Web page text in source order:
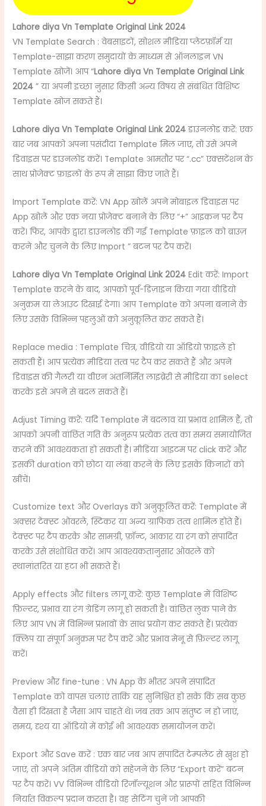
Lahore diya Vn Template Original Link 2024
VN Template Search : वेबसाइटों, सोशल मीडिया प्लेटफ़ॉर्म या
Template-साझा करण समुदायों के माध्यम से ऑनलाइन VN
Template खोजें। आप “Lahore diya Vn Template Original Link
2024 ” या अपनी इच्छा नुसार किसी अन्य विषय से संबंधित विशिष्ट
Template खोज सकते हैं।
Lahore diya Vn Template Original Link 2024डाउनलोड करें: एक
बार जब आपको अपना पसंदीदा Template मिल जाए, तो उसे अपने
डिवाइस पर डाउनलोड करें। Template आमतौर पर “.cc” एक्सटेंशन के
साथ प्रोजेक्ट फ़ाइलों के रूप में साझा किए जाते हैं।
Import Template करें: VN App खोलें अपने मोबाइल डिवाइस पर
App खोलें और एक नया प्रोजेक्ट बनाने के लिए “+” आइकन पर टैप
करें। फिर, आपके द्वारा डाउनलोड की गई Template फ़ाइल को ब्राउज़
करने और चुनने के लिए Import ” बटन पर टैप करें।
Lahore diya Vn Template Original Link 2024 Edit करें: Import
Template करने के बाद, आपको पूर्व-डिज़ाइन किया गया वीडियो
अनुक्रम या लेआउट दिखाई देगा। आप Template को अपना बनाने के
लिए उसके विभिन्न पहलुओं को अनुकूलित कर सकते हैं।
Replace media : Template चित्र, वीडियो या ऑडियो फ़ाइलें हो
सकती हैं। आप प्रत्येक मीडिया तत्व पर टैप कर सकते हैं और अपने
डिवाइस की गैलरी या वीएन अंतर्निर्मित लाइब्रेरी से मीडिया का select
करके इसे अपने से बदल सकते हैं।
Adjust Timing करें: यदि Template में बदलाव या प्रभाव शामिल हैं, तो
आपको अपनी वांछित गति के अनुरूप प्रत्येक तत्व का समय समायोजित
करने की आवश्यकता हो सकती है। मीडिया आइटम पर click करें और
इसकी duration को छोटा या लंबा करने के लिए इसके किनारों को
खींचें।
Customize text और Overlays को अनुकूलित करें: Template में
अक्सर टेक्स्ट ओवरले, स्टिकर या अन्य ग्राफिक तत्व शामिल होते हैं।
टेक्स्ट पर टैप करके और सामग्री, फ़ॉन्ट, आकार या रंग को संपादित
करके उसे संशोधित करें। आप आवश्यकतानुसार ओवरले को
स्थानांतरित या हटा भी सकते हैं।
Apply effects और filters लागू करें: कुछ Template में विशिष्ट
फ़िल्टर, प्रभाव या रंग ग्रेडिंग लागू हो सकती है। वांछित लुक पाने के
लिए आप VN में विभिन्न प्रभावों के साथ प्रयोग कर सकते हैं। प्रत्येक
क्लिप या संपूर्ण अनुक्रम पर टैप करें और प्रभाव मेनू से फ़िल्टर लागू
करें।
Preview और fine-tune : VN App के भीतर अपने संपादित
Template को वापस चलाएं ताकि यह सुनिश्चित हो सके कि सब कुछ
वैसा ही दिखता है जैसा आप चाहते थे। जब तक आप संतुष्ट न हो जाएं,
समय, दृश्य या ऑडियो में कोई भी आवश्यक समायोजन करें।
Export और Save करें : एक बार जब आप संपादित टेम्पलेट से खुश हो
जाएं, तो अपने अंतिम वीडियो को सहेजने के लिए “Export करें” बटन
पर टैप करें। VV विभिन्न वीडियो रिज़ॉल्यूशन और प्रारूपों सहित विभिन्न
निर्यात विकल्प प्रदान करता है। वह सेटिंग चुनें जो आपकी